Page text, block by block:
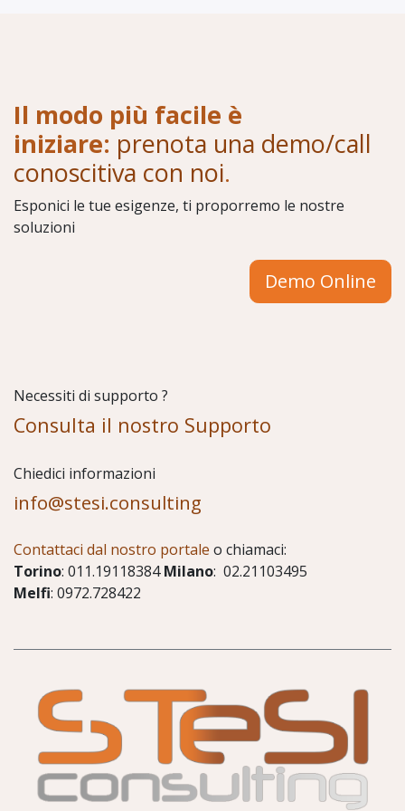
Il modo più facile è
iniziare: prenota una demo/call
conoscitiva con noi.
Esponici le tue esigenze, ti proporremo le nostre
soluzioni
Demo Online
Necessiti di supporto ?
Consulta il nostro Supporto
Chiedici informazioni
info@stesi.consulting
Contattaci dal nostro portale o chiamaci:
Torino: 011.19118384Milano: 02.21103495
Melfi: 0972.728422